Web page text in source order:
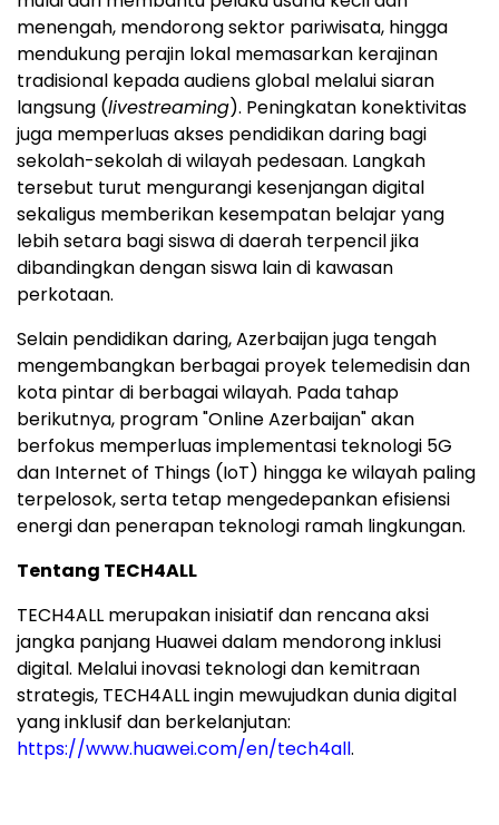
menengah, mendorong sektor pariwisata, hingga
mendukung perajin lokal memasarkan kerajinan
tradisional kepada audiens global melalui siaran
langsung (livestreaming). Peningkatan konektivitas
juga memperluas akses pendidikan daring bagi
sekolah-sekolah di wilayah pedesaan. Langkah
tersebut turut mengurangi kesenjangan digital
sekaligus memberikan kesempatan belajar yang
lebih setara bagi siswa di daerah terpencil jika
dibandingkan dengan siswa lain di kawasan
perkotaan.
Selain pendidikan daring, Azerbaijan juga tengah
mengembangkan berbagai proyek telemedisin dan
kota pintar di berbagai wilayah. Pada tahap
berikutnya, program "Online Azerbaijan" akan
berfokus memperluas implementasi teknologi 5G
dan Internet of Things (IoT) hingga ke wilayah paling
terpelosok, serta tetap mengedepankan efisiensi
energi dan penerapan teknologi ramah lingkungan.
Tentang TECH4ALL
TECH4ALL merupakan inisiatif dan rencana aksi
jangka panjang Huawei dalam mendorong inklusi
digital. Melalui inovasi teknologi dan kemitraan
strategis, TECH4ALL ingin mewujudkan dunia digital
yang inklusif dan berkelanjutan:
https://www.huawei.com/en/tech4all.